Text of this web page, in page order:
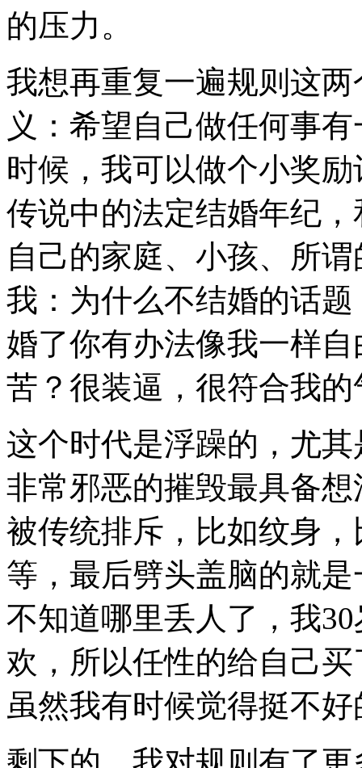
的压力。
我想再重复一遍规则这
义：希望自己做任何事
时候，我可以做个小奖
传说中的法定结婚年纪
自己的家庭、小孩、所
我：为什么不结婚的话
婚了你有办法像我一样
苦？很装逼，很符合我的
这个时代是浮躁的，尤
非常邪恶的摧毁最具备
被传统排斥，比如纹身
等，最后劈头盖脑的就
不知道哪里丢人了，我
欢，所以任性的给自己
虽然我有时候觉得挺不好